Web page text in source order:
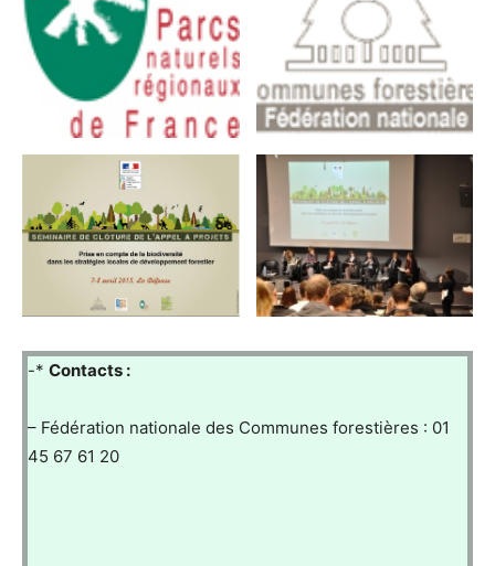
-* Contacts :
– Fédération nationale des Communes forestières : 01
45 67 61 20